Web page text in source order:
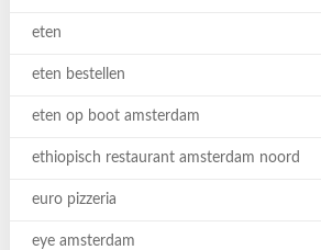
eten
eten bestellen
eten op boot amsterdam
ethiopisch restaurant amsterdam noord
euro pizzeria
eye amsterdam